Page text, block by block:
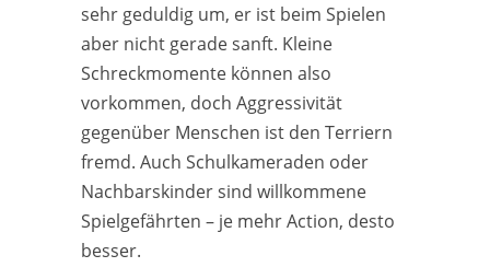
sehr geduldig um, er ist beim Spielen
aber nicht gerade sanft. Kleine
Schreckmomente können also
vorkommen, doch Aggressivität
gegenüber Menschen ist den Terriern
fremd. Auch Schulkameraden oder
Nachbarskinder sind willkommene
Spielgefährten – je mehr Action, desto
besser.